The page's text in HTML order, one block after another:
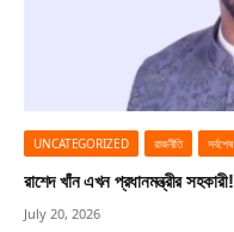
UNCATEGORIZED রাজনীতি সর্বশেষ
রাশেদ খাঁন এখন প্রধানমন্ত্রীর সহকারী!
July 20, 2026